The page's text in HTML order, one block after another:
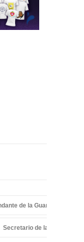
de la Guardia Nacional
Secretario de la Defensa